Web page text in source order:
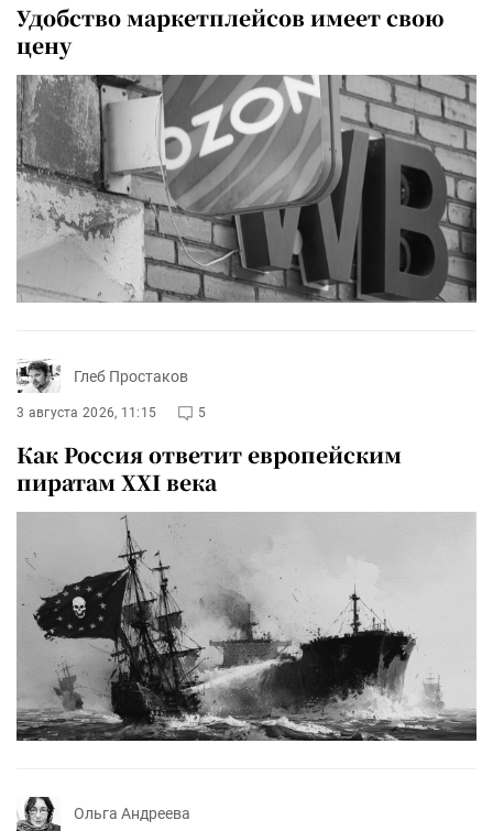
Удобство маркетплейсов имеет свою
цену
Глеб Простаков
3 августа 2026, 11:15 5
Как Россия ответит европейским
пиратам XXI века
Ольга Андреева